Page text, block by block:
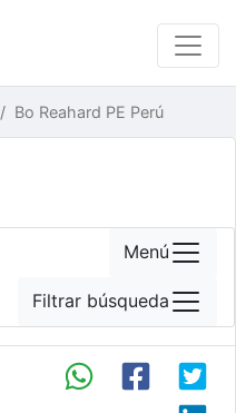
Bo Reahard PE Perú
Menú
Filtrar búsqueda